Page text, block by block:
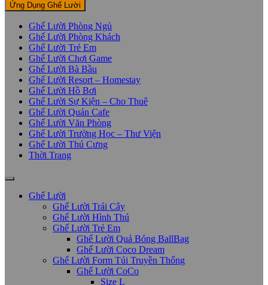
Ứng Dụng Ghế Lười
Ghế Lười Phòng Ngủ
Ghế Lười Phòng Khách
Ghế Lười Trẻ Em
Ghế Lười Chơi Game
Ghế Lười Bà Bầu
Ghế Lười Resort – Homestay
Ghế Lười Hồ Bơi
Ghế Lười Sự Kiện – Cho Thuê
Ghế Lười Quán Cafe
Ghế Lười Văn Phòng
Ghế Lười Trường Học – Thư Viện
Ghế Lười Thú Cưng
Thời Trang
Ghế Lười
Ghế Lười Trái Cây
Ghế Lười Hình Thú
Ghế Lười Trẻ Em
Ghế Lười Quả Bóng BallBag
Ghế Lười Coco Dream
Ghế Lười Form Túi Truyền Thống
Ghế Lười CoCo
Size L